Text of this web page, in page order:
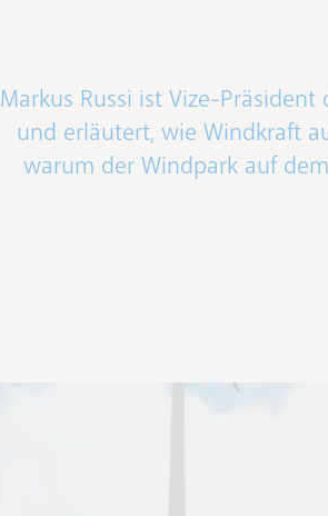
Markus Russi ist Vize-
und erläutert, wie Windkraft
warum der Windpark auf